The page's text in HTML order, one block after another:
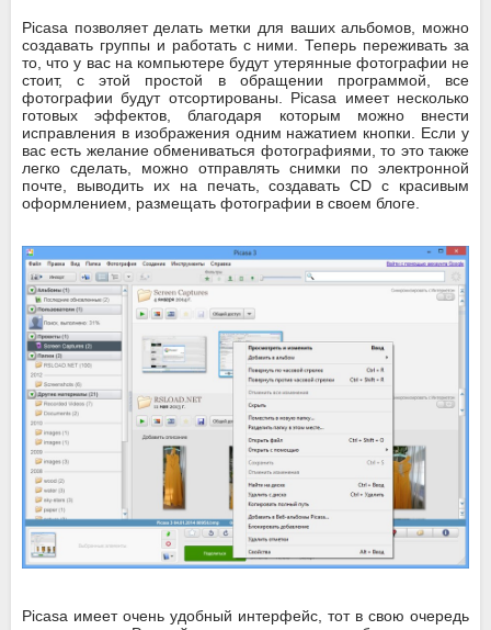
Picasa позволяет делать метки для ваших альбомов, можно
создавать группы и работать с ними. Теперь переживать за
то, что у вас на компьютере будут утерянные фотографии не
стоит, с этой простой в обращении программой, все
фотографии будут отсортированы. Picasa имеет несколько
готовых эффектов, благодаря которым можно внести
исправления в изображения одним нажатием кнопки. Если у
вас есть желание обмениваться фотографиями, то это также
легко сделать, можно отправлять снимки по электронной
почте, выводить их на печать, создавать CD с красивым
оформлением, размещать фотографии в своем блоге.
Picasa имеет очень удобный интерфейс, тот в свою очередь